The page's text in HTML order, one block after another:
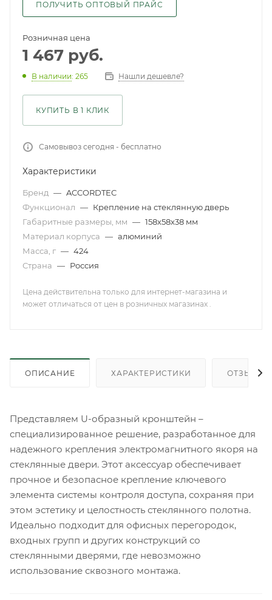
ПОЛУЧИТЬ ОПТОВЫЙ ПРАЙС
Розничная цена
1 467 руб.
В наличии: 265 Нашли дешевле?
КУПИТЬ В 1 КЛИК
Самовывоз сегодня - бесплатно
Характеристики
Бренд — ACCORDTEC
Функционал — Крепление на стеклянную дверь
Габаритные размеры, мм — 158х58х38 мм
Материал корпуса — алюминий
Масса, г — 424
Страна — Россия
Цена действительна только для интернет-магазина и
может отличаться от цен в розничных магазинах .
ОПИСАНИЕ ХАРАКТЕРИСТИКИ ОТЗЫВЫ
Представляем U-образный кронштейн –
специализированное решение, разработанное для
надежного крепления электромагнитного якоря на
стеклянные двери. Этот аксессуар обеспечивает
прочное и безопасное крепление ключевого
элемента системы контроля доступа, сохраняя при
этом эстетику и целостность стеклянного полотна.
Идеально подходит для офисных перегородок,
входных групп и других конструкций со
стеклянными дверями, где невозможно
использование сквозного монтажа.